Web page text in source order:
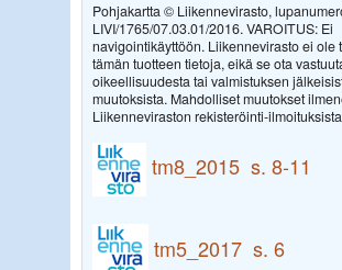
Pohjakartta © Liikennevirasto,
LIVI/1765/07.03.01/2016. VAROITUS: Ei
navigointikäyttöön. Liikennevirasto ei ole
tämän tuotteen tietoja, eikä se ota
oikeellisuudesta tai valmistuksen
muutoksista. Mahdolliset muutokset
Liikenneviraston rekisteröinti-
tm8_2015 s. 8-11
tm5_2017 s. 6